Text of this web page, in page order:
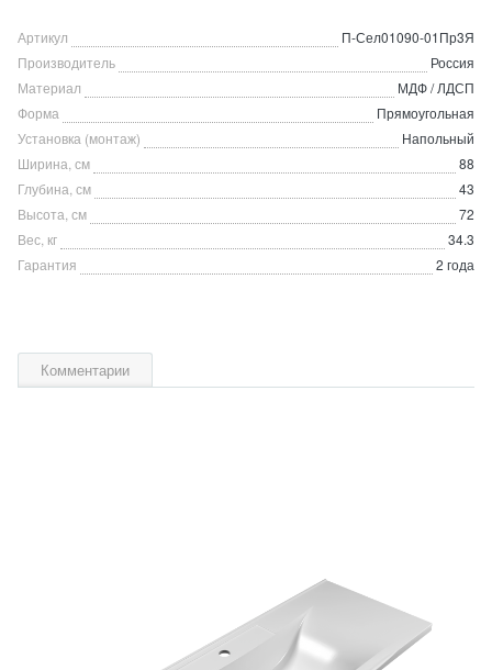
Артикул
П-Сел01090-01Пр3Я
Производитель
Россия
Материал
МДФ / ЛДСП
Форма
Прямоугольная
Установка (монтаж)
Напольный
Ширина, см
88
Глубина, см
43
Высота, см
72
Вес, кг
34.3
Гарантия
2 года
Комментарии